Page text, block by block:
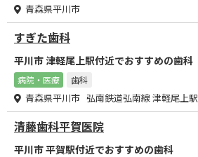
青森県平川市
すぎた歯科
平川市 津軽尾上駅付近でおすすめの歯科
病院・医療 歯科
青森県平川市 弘南鉄道弘南線 津軽尾上駅
清藤歯科平賀医院
平川市 平賀駅付近でおすすめの歯科